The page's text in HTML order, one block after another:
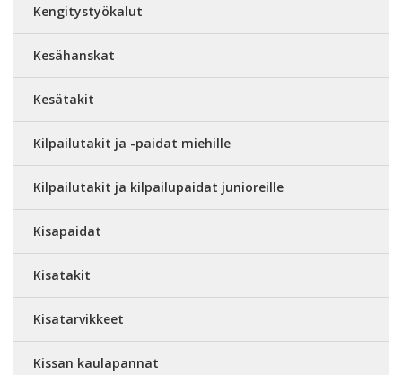
Kengitystyökalut
Kesähanskat
Kesätakit
Kilpailutakit ja -paidat miehille
Kilpailutakit ja kilpailupaidat junioreille
Kisapaidat
Kisatakit
Kisatarvikkeet
Kissan kaulapannat